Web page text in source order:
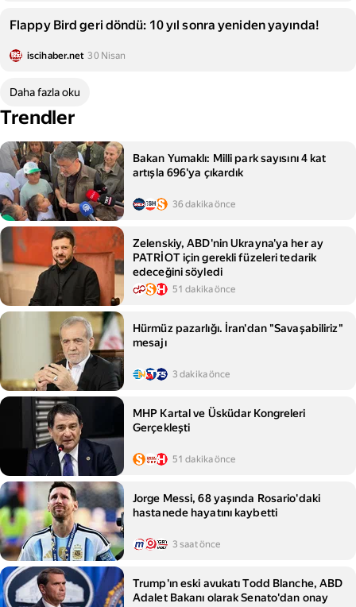
Flappy Bird geri döndü: 10 yıl sonra yeniden yayında!
iscihaber.net 30 Nisan
Daha fazla oku
Trendler
Bakan Yumaklı: Milli park sayısını 4 kat
artışla 696'ya çıkardık
36 dakika önce
Zelenskiy, ABD'nin Ukrayna'ya her ay
PATRİOT için gerekli füzeleri tedarik
edeceğini söyledi
51 dakika önce
Hürmüz pazarlığı. İran'dan "Savaşabiliriz"
mesajı
3 dakika önce
MHP Kartal ve Üsküdar Kongreleri
Gerçekleşti
51 dakika önce
Jorge Messi, 68 yaşında Rosario'daki
hastanede hayatını kaybetti
3 saat önce
Trump'ın eski avukatı Todd Blanche, ABD
Adalet Bakanı olarak Senato'dan onay